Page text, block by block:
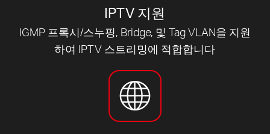
IPTV 지원
IGMP 프록시/스누핑, Bridge, 및 Tag VLAN을 지원
하여 IPTV 스트리밍에 적합합니다